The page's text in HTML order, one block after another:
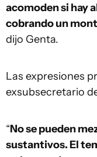
acomoden si hay
cobrando un
dijo Genta.
Las expresiones
exsubsecretario
“No se pueden
sustantivos. El